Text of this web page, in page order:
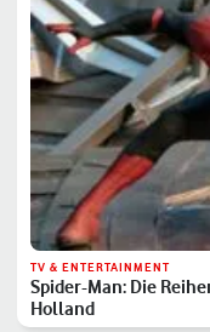
TV & ENTERTAINMENT
Spider-Man: Die
Holland